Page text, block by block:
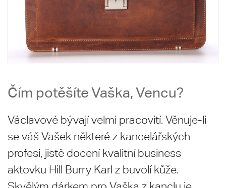
Čím potěšíte Vaška, Vencu?
Václavové bývají velmi pracovití. Věnuje-li
se váš Vašek některé z kancelářských
profesi, jistě docení kvalitní business
aktovku Hill Burry Karl z buvolí kůže.